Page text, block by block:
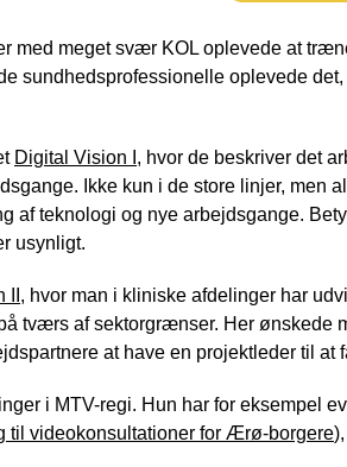
med meget svær KOL oplevede at
sundhedsprofessionelle oplevede
Digital Vision I , hvor de beskriver det
Ikke kun i de store linjer, men
af teknologi og nye arbejdsgange.
usynligt.
, hvor man i kliniske afdelinger har
tværs af sektorgrænser. Her ønskede
at have en projektleder til at
i MTV-regi. Hun har for eksempel
til videokonsultationer for Ærø-borgere),